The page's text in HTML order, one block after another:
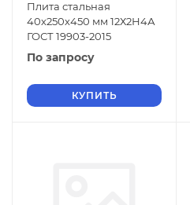
Плита стальная
40х250х450 мм 12Х2Н4А
ГОСТ 19903-2015
По запросу
КУПИТЬ